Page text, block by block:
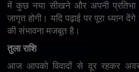
में कुछ नया सीखने और अपनी प्रतिभा
जागृत होगी। यदि पढ़ाई पर पूरा ध्यान
की संभावना मजबूत है।
तुला राशि
आज आपको विवादों से दूर रहकर